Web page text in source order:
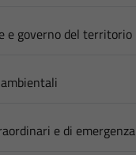
e governo del territorio
e di emergenza